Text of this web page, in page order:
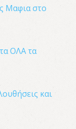
Μαφια στο
ΟΛΑ τα
και